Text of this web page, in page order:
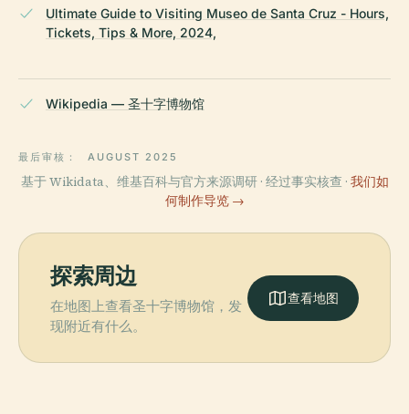
Ultimate Guide to Visiting Museo de Santa Cruz - Hours,
Tickets, Tips & More, 2024,
Wikipedia — 圣十字博物馆
最后审核： AUGUST 2025
基于 Wikidata、维基百科与官方来源调研 · 经过事实核查 · 我们如
何制作导览 →
探索周边
在地图上查看圣十字博物馆，发
现附近有什么。
查看地图